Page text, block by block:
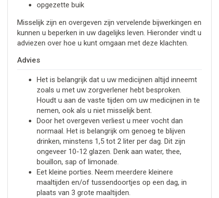
opgezette buik
Misselijk zijn en overgeven zijn vervelende bijwerkingen en
kunnen u beperken in uw dagelijks leven. Hieronder vindt u
adviezen over hoe u kunt omgaan met deze klachten.
Advies
Het is belangrijk dat u uw medicijnen altijd inneemt
zoals u met uw zorgverlener hebt besproken.
Houdt u aan de vaste tijden om uw medicijnen in te
nemen, ook als u niet misselijk bent.
Door het overgeven verliest u meer vocht dan
normaal. Het is belangrijk om genoeg te blijven
drinken, minstens 1,5 tot 2 liter per dag. Dit zijn
ongeveer 10-12 glazen. Denk aan water, thee,
bouillon, sap of limonade.
Eet kleine porties. Neem meerdere kleinere
maaltijden en/of tussendoortjes op een dag, in
plaats van 3 grote maaltijden.